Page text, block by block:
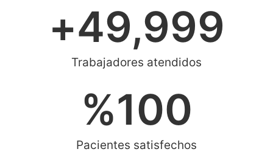
Trabajadores atendidos
+49,999
Pacientes satisfechos
%100